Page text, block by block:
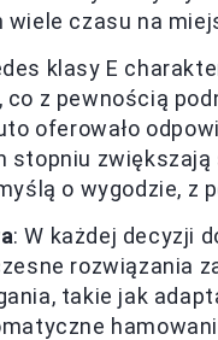
czasu na
klasy E
z pewnością
oferowało
stopniu
o wygodzie, z
: W każdej decyzji
rozwiązania
takie jak